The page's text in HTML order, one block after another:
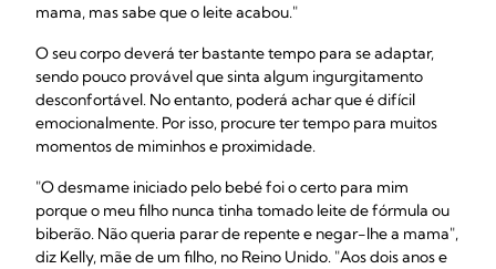
mama, mas sabe que o leite acabou."
O seu corpo deverá ter bastante tempo para se adaptar,
sendo pouco provável que sinta algum ingurgitamento
desconfortável. No entanto, poderá achar que é difícil
emocionalmente. Por isso, procure ter tempo para muitos
momentos de miminhos e proximidade.
"O desmame iniciado pelo bebé foi o certo para mim
porque o meu filho nunca tinha tomado leite de fórmula ou
biberão. Não queria parar de repente e negar-lhe a mama",
diz Kelly, mãe de um filho, no Reino Unido. "Aos dois anos e